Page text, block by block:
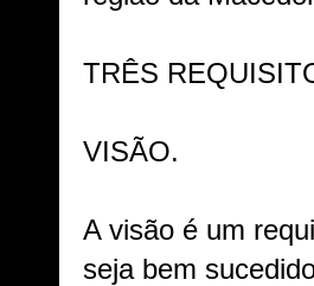
TRÊS
VISÃO.
A visão é um
seja bem